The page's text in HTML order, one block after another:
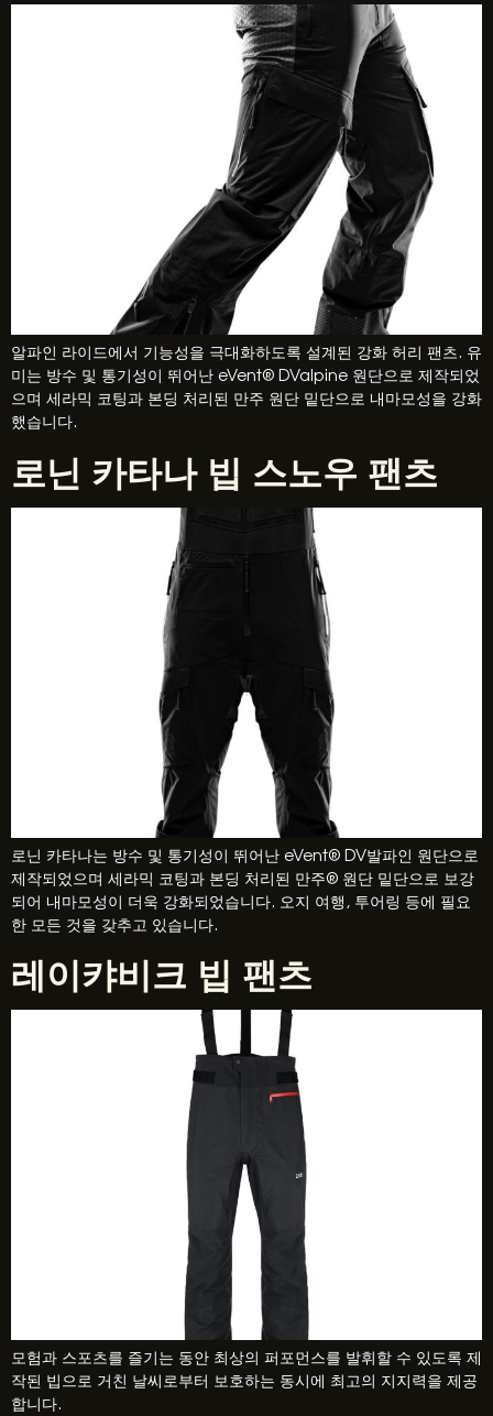
알파인 라이드에서 기능성을 극대화하도록 설계된 강화 허리 팬츠. 유
미는 방수 및 통기성이 뛰어난 eVent® DValpine 원단으로 제작되었
으며 세라믹 코팅과 본딩 처리된 만주 원단 밑단으로 내마모성을 강화
했습니다.
로닌 카타나 빕 스노우 팬츠
로닌 카타나는 방수 및 통기성이 뛰어난 eVent® DV발파인 원단으로
제작되었으며 세라믹 코팅과 본딩 처리된 만주® 원단 밑단으로 보강
되어 내마모성이 더욱 강화되었습니다. 오지 여행, 투어링 등에 필요
한 모든 것을 갖추고 있습니다.
레이캬비크 빕 팬츠
모험과 스포츠를 즐기는 동안 최상의 퍼포먼스를 발휘할 수 있도록 제
작된 빕으로 거친 날씨로부터 보호하는 동시에 최고의 지지력을 제공
합니다.